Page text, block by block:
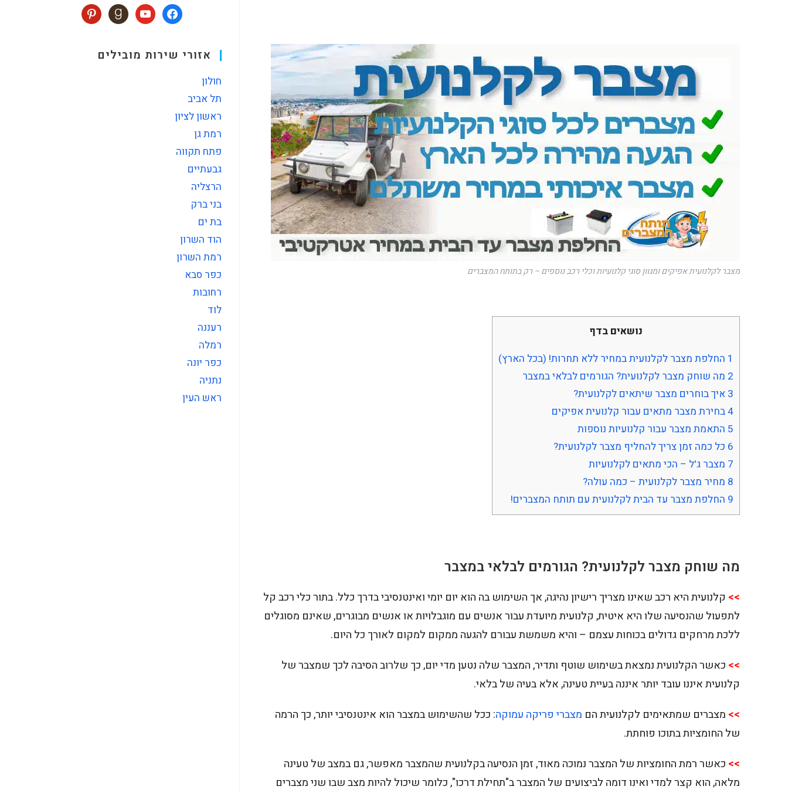
מצבר לקלנועית אפיקים ומגוון סוגי קלנועיות וכלי רכב נוספים – רק בתותח המצברים
נושאים בדף
1 החלפת מצבר לקלנועית במחיר ללא תחרות! (בכל הארץ)
2 מה שוחק מצבר לקלנועית? הגורמים לבלאי במצבר
3 איך בוחרים מצבר שיתאים לקלנועית?
4בחירת מצבר מתאים עבור קלנועית אפיקים
5 התאמת מצבר עבור קלנועיות נוספות
6 כל כמה זמן צריך להחליף מצבר לקלנועית?
7 מצבר ג'ל – הכי מתאים לקלנועיות
8 מחיר מצבר לקלנועית – כמה עולה?
9 החלפת מצבר עד הבית לקלנועית עם תותח המצברים!
מה שוחק מצבר לקלנועית? הגורמים לבלאי במצבר
>> קלנועית היא רכב שאינו מצריך רישיון נהיגה, אך השימוש בה הוא יום יומי ואינטנסיבי בדרך כלל. בתור כלי רכב קל
לתפעול שהנסיעה שלו היא איטית, קלנועית מיועדת עבור אנשים עם מוגבלויות או אנשים מבוגרים, שאינם מסוגלים
ללכת מרחקים גדולים בכוחות עצמם – והיא משמשת עבורם להגעה ממקום למקום לאורך כל היום.
>> כאשר הקלנועית נמצאת בשימוש שוטף ותדיר, המצבר שלה נטען מדי יום, כך שלרוב הסיבה לכך שמצבר של
קלנועית איננו עובד יותר איננה בעיית טעינה, אלא בעיה של בלאי.
>> מצברים שמתאימים לקלנועית הם מצברי פריקה עמוקה: ככל שהשימוש במצבר הוא אינטנסיבי יותר, כך הרמה
של החומציות בתוכו פוחתת.
>> כאשר רמת החומציות של המצבר נמוכה מאוד, זמן הנסיעה בקלנועית שהמצבר מאפשר, גם במצב של טעינה
מלאה, הוא קצר למדי ואינו דומה לביצועים של המצבר ב"תחילת דרכו", כלומר שיכול להיות מצב שבו שני מצברים
אזורי שירות מובילים
חולון
תל אביב
ראשון לציון
רמת גן
פתח תקווה
גבעתיים
הרצליה
בני ברק
בת ים
הוד השרון
רמת השרון
כפר סבא
רחובות
לוד
רעננה
רמלה
כפר יונה
נתניה
ראש העין